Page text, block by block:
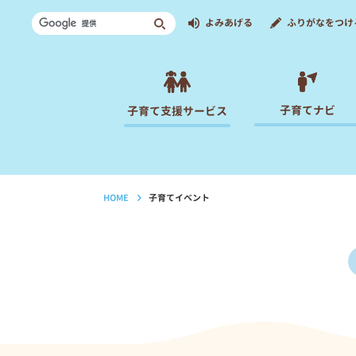
よみあげる ふりがなをつけ
子育て支援サービス 子育てナビ
HOME 子育てイベント